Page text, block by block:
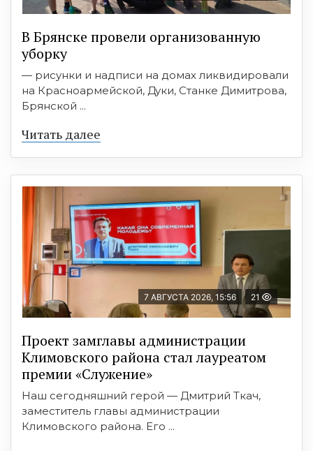
В Брянске провели организованную
уборку
— рисунки и надписи на домах ликвидировали
на Красноармейской, Дуки, Станке Димитрова,
Брянской ...
Читать далее
7 АВГУСТА 2026, 15:56 21
Проект замглавы администрации
Климовского района стал лауреатом
премии «Служение»
Наш сегодняшний герой — Дмитрий Ткач,
заместитель главы администрации
Климовского района. Его ...